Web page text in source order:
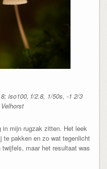
iso100, f/2.8, 1/50s, -1 2/3
in mijn rugzak zitten. Het leek
te pakken en zo wat tegenlicht
maar het resultaat was